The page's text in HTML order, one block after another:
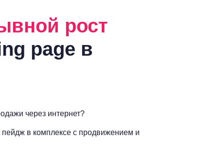
рост
page в
через интернет?
пейдж в комплексе с продвижением и